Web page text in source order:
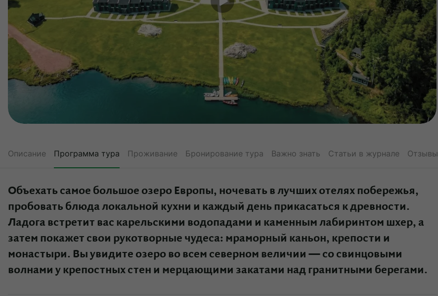
Описание Программа тура Проживание Бронирование тура Важно знать Статьи в журнале Отзывы
Объехать самое большое озеро Европы, ночевать в лучших отелях побережья,
пробовать блюда локальной кухни и каждый день прикасаться к древности.
Ладога встретит вас карельскими водопадами и каменным лабиринтом шхер, а
затем покажет свои рукотворные чудеса: мраморный каньон, крепости и
монастыри. Вы увидите озеро во всем северном величии — со свинцовыми
волнами у крепостных стен и мерцающими закатами над гранитными берегами.